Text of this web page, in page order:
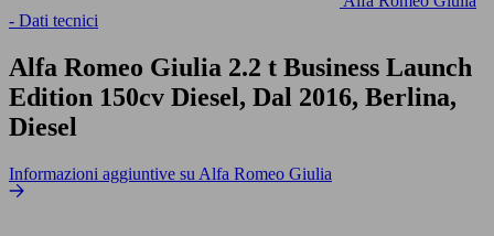
- Dati tecnici
Alfa Romeo Giulia 2.2 t Business Launch
Edition 150cv Diesel, Dal 2016, Berlina,
Diesel
Informazioni aggiuntive su Alfa Romeo Giulia